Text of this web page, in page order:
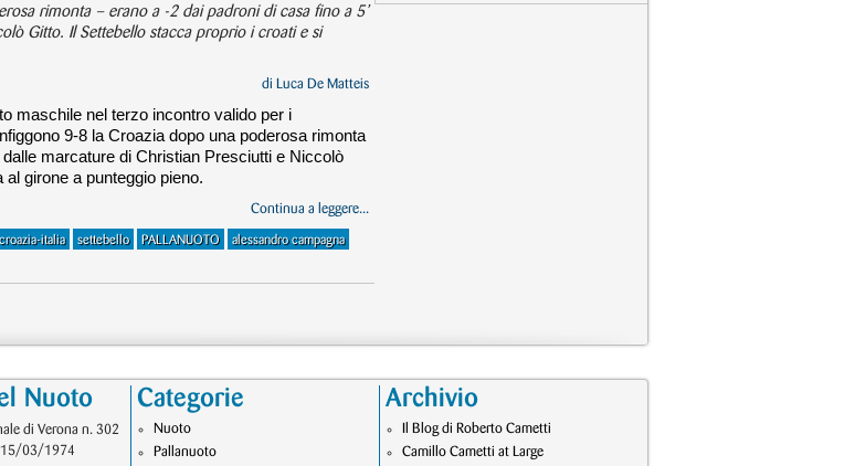
rimonta – erano a -2 dai padroni di casa fino a 5’
Gitto. Il Settebello stacca proprio i croati e si
di Luca De Matteis
maschile nel terzo incontro valido per i
9-8 la Croazia dopo una poderosa rimonta
marcature di Christian Presciutti e Niccolò
girone a punteggio pieno.
Continua a leggere...
croazia-italia settebello PALLANUOTO
alessandro campagna
Nuoto
di Verona n. 302
15/03/1974
Categorie
Nuoto
Pallanuoto
Archivio
Il Blog di Roberto Cametti
Camillo Cametti at Large